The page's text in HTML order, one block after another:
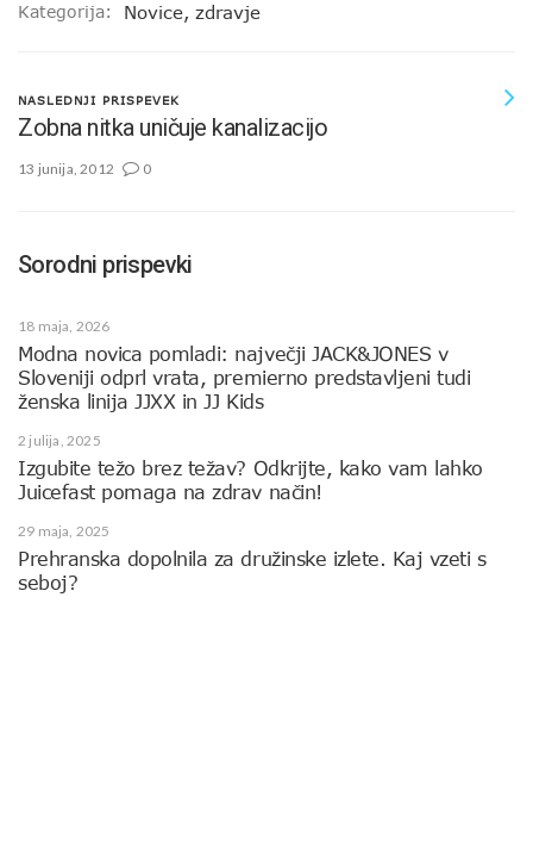
Kategorija: Novice, zdravje
NASLEDNJI PRISPEVEK
Zobna nitka uničuje kanalizacijo
13 junija, 2012 0
Sorodni prispevki
18 maja, 2026
Modna novica pomladi: največji JACK&JONES v
Sloveniji odprl vrata, premierno predstavljeni tudi
ženska linija JJXX in JJ Kids
2 julija, 2025
Izgubite težo brez težav? Odkrijte, kako vam lahko
Juicefast pomaga na zdrav način!
29 maja, 2025
Prehranska dopolnila za družinske izlete. Kaj vzeti s
seboj?